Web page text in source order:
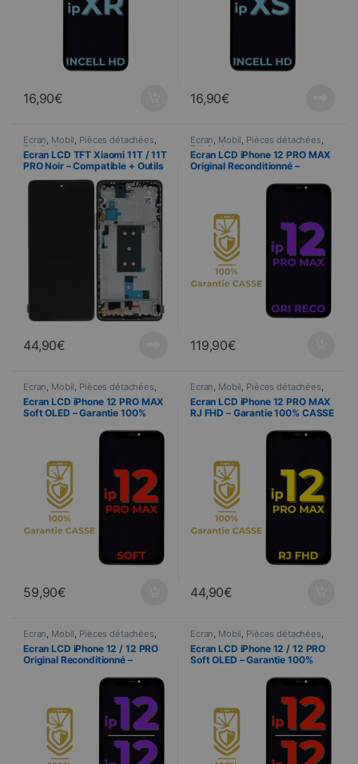
16,90€ 16,90€
Ecran, Mobil, Pièces détachées,
Telefonie
Ecran LCD TFT Xiaomi 11T / 11T
PRO Noir – Compatible + Outils
44,90€
Ecran, Mobil, Pièces détachées,
Telefonie
Ecran LCD iPhone 12 PRO MAX
Original Reconditionné –
119,90€
Ecran, Mobil, Pièces détachées,
Telefonie
Ecran LCD iPhone 12 PRO MAX
Soft OLED – Garantie 100%
59,90€
Ecran, Mobil, Pièces détachées,
Telefonie
Ecran LCD iPhone 12 PRO MAX
RJ FHD – Garantie 100% CASSE
44,90€
Ecran, Mobil, Pièces détachées,
Telefonie
Ecran LCD iPhone 12 / 12 PRO
Original Reconditionné –
Ecran, Mobil, Pièces détachées,
Telefonie
Ecran LCD iPhone 12 / 12 PRO
Soft OLED – Garantie 100%